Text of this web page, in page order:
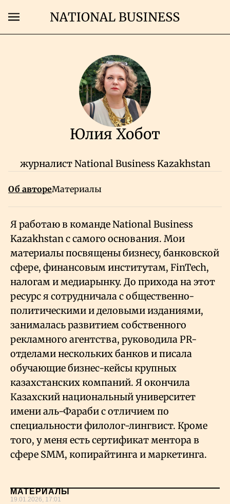
Рынки
Власть
Геополитика
Исследования
Люди
Life & Arts
О нас
Все новости
Юлия Хобот
журналист National Business Kazakhstan
Об автореМатериалы
Об авторе
Я работаю в команде National Business
Kazakhstan с самого основания. Мои
материалы посвящены бизнесу, банковской
сфере, финансовым институтам, FinTech,
налогам и медиарынку. До прихода на этот
ресурс я сотрудничала с общественно-
политическими и деловыми изданиями,
занималась развитием собственного
рекламного агентства, руководила PR-
отделами нескольких банков и писала
обучающие бизнес-кейсы крупных
казахстанских компаний. Я окончила
Казахский национальный университет
имени аль-Фараби с отличием по
специальности филолог-лингвист. Кроме
того, у меня есть сертификат ментора в
сфере SMM, копирайтинга и маркетинга.
МАТЕРИАЛЫ
19.01.2026, 17:01